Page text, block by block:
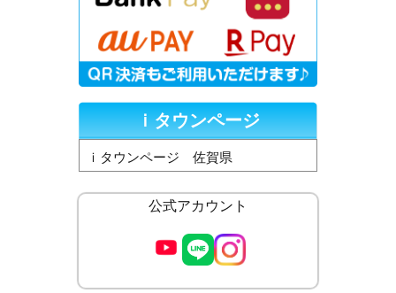
ｉタウンページ
ｉタウンページ 佐賀県
公式アカウント